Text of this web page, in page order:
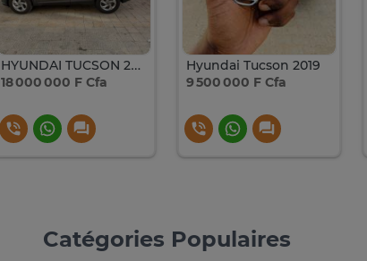
HYUNDAI TUCSON 2022 VENANT AUTOMATIQUE ESSENCE
18 000 000 F Cfa
Hyundai Tucson 2019
9 500 000 F Cfa
Catégories Populaires